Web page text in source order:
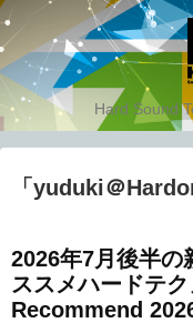
Hard Sound
「 yuduki＠
2026年7月後半の
ススメハードテ
Recommend